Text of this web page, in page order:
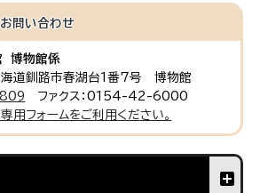
お問い合わせ
博物館係
釧路市春湖台1番7号 博物館
ファクス：0154-42-6000
用フォームをご利用ください。